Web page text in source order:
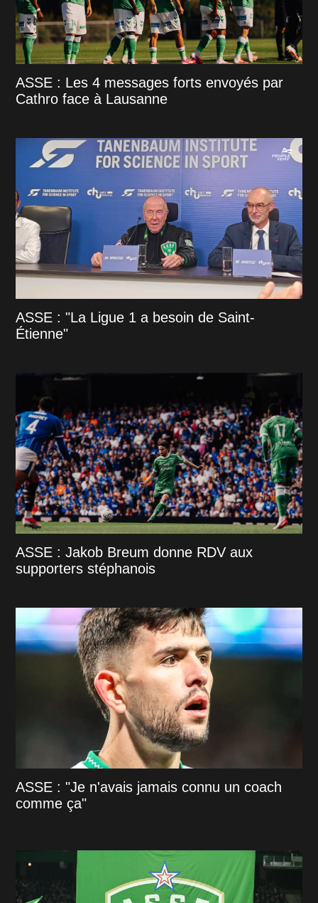
ASSE : Les 4 messages forts envoyés par
Cathro face à Lausanne
ASSE : "La Ligue 1 a besoin de Saint-
Étienne"
ASSE : Jakob Breum donne RDV aux
supporters stéphanois
ASSE : "Je n'avais jamais connu un coach
comme ça"